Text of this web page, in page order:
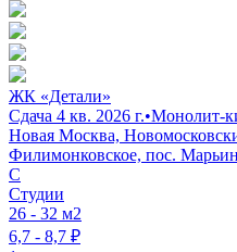
ЖК «Детали»
Сдача 4 кв. 2026 г.•Монолит-
Новая Москва,
Филимонковское, пос.
C
Студии
26 - 32 м2
6,7 - 8,7 ₽